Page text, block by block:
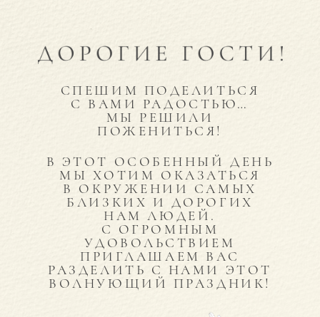
СПЕШИМ ПОДЕЛИТЬСЯ
С ВАМИ РАДОСТЬЮ…
МЫ РЕШИЛИ
ПОЖЕНИТЬСЯ!
В ЭТОТ ОСОБЕННЫЙ ДЕНЬ
МЫ ХОТИМ ОКАЗАТЬСЯ
В ОКРУЖЕНИИ САМЫХ
БЛИЗКИХ И ДОРОГИХ
НАМ ЛЮДЕЙ.
С ОГРОМНЫМ
УДОВОЛЬСТВИЕМ
ПРИГЛАШАЕМ ВАС
РАЗДЕЛИТЬ С НАМИ ЭТОТ
ВОЛНУЮЩИЙ ПРАЗДНИК!